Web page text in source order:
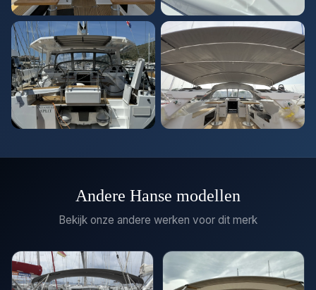
Andere Hanse modellen
Bekijk onze andere werken voor dit merk